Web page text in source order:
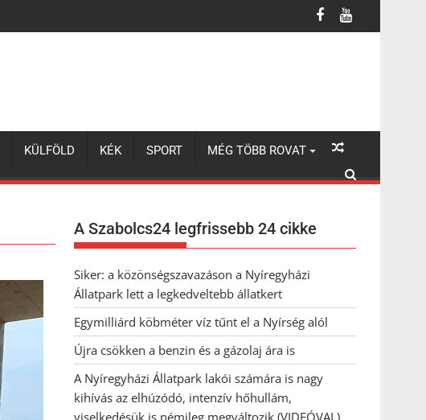
KÜLFÖLD KÉK SPORT MÉG TÖBB ROVAT
A Szabolcs24 legfrissebb 24 cikke
Siker: a közönségszavazáson a Nyíregyházi
Állatpark lett a legkedveltebb állatkert
Egymilliárd köbméter víz tűnt el a Nyírség alól
Újra csökken a benzin és a gázolaj ára is
A Nyíregyházi Állatpark lakói számára is nagy
kihívás az elhúzódó, intenzív hőhullám,
viselkedésük is némileg megváltozik (VIDEÓVAL)